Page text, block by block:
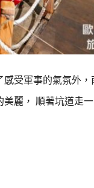
受軍事的氣氛外
麗， 順著坑道走